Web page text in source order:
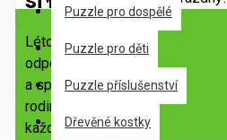
Puzzle pro dospělé
Puzzle pro děti
Puzzle příslušenství
Dřevěné kostky
Léto je obdobím
odpočinku, cestování
a společných chvil s
rodinou či přáteli. Ne
každý den ale přeje